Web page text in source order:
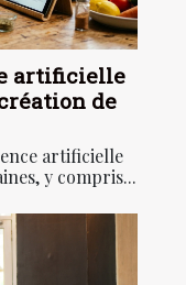
artificielle
de
artificielle
y compris...